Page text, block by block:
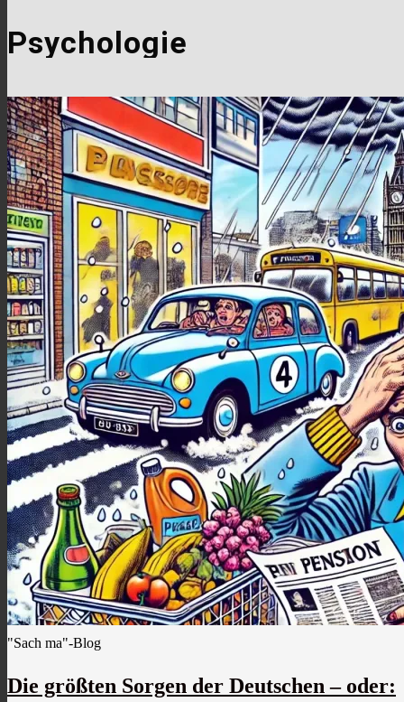
Psychologie
"Sach ma"-Blog
Die größten Sorgen der Deutschen – oder: